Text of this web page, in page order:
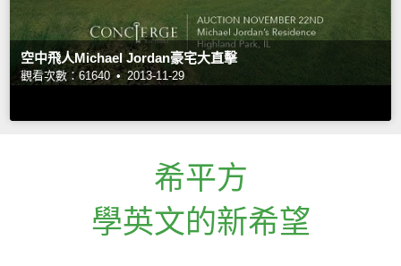
空中飛人Michael Jordan豪宅大直擊
觀看次數：61640 • 2013-11-29
希平方
學英文的新希望